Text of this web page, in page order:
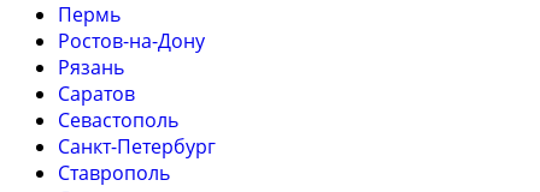
Пермь
Ростов-на-Дону
Рязань
Саратов
Севастополь
Санкт-Петербург
Ставрополь